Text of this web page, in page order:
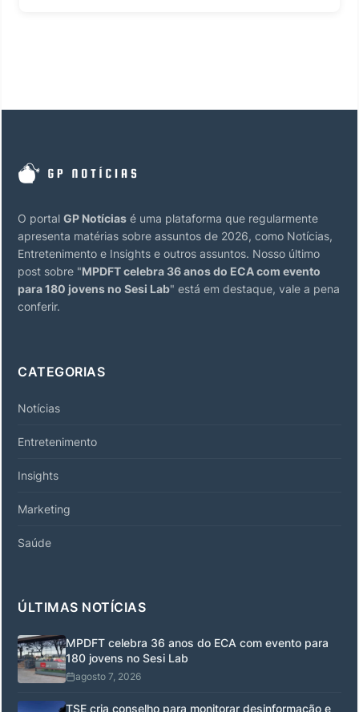
O portal GP Notícias é uma plataforma que regularmente
apresenta matérias sobre assuntos de 2026, como Notícias,
Entretenimento e Insights e outros assuntos. Nosso último
post sobre "MPDFT celebra 36 anos do ECA com evento
para 180 jovens no Sesi Lab" está em destaque, vale a pena
conferir.
CATEGORIAS
Notícias
Entretenimento
Insights
Marketing
Saúde
ÚLTIMAS NOTÍCIAS
MPDFT celebra 36 anos do ECA com evento para
180 jovens no Sesi Lab
agosto 7, 2026
TSE cria conselho para monitorar desinformação e